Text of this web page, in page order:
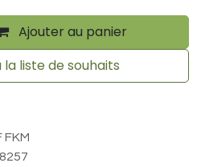
Ajouter au panier
liste de souhaits
FKM